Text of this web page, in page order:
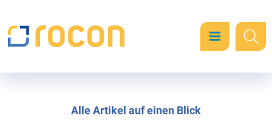
Alle Artikel auf einen Blick